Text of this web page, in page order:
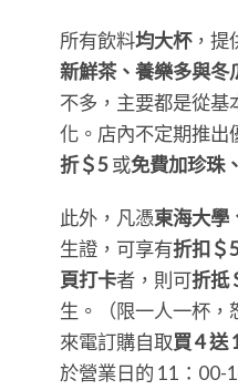
所有飲料均大杯，提
新鮮茶、養樂多與冬
不多，主要都是從基
化。店內不定期推出
折＄5或免費加珍珠
此外，凡憑東海大學
生證，可享有折扣＄
頁打卡者，則可折抵
生。（限一人一杯，
來電訂購自取買 4 送
於營業日的 11：00-